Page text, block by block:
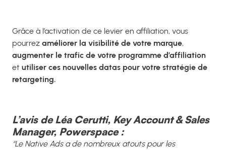
Grâce à l’activation de ce levier en affiliation, vous
pourrez améliorer la visibilité de votre marque,
augmenter le trafic de votre programme d’affiliation
et utiliser ces nouvelles datas pour votre stratégie de
retargeting.
L’avis de Léa Cerutti, Key Account & Sales
Manager, Powerspace :
“Le Native Ads a de nombreux atouts pour les